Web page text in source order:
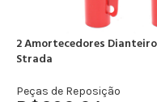
2 Amortecedores
Strada
Peças de Reposição